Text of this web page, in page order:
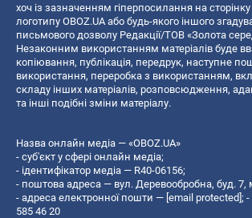
хоч із зазначенням гіперпосилання на сторінку
логотипу OBOZ.UA або будь-якого іншого
письмового дозволу Редакції/ТОВ «Золота
Незаконним використанням матеріалів буде
копiювання, публiкацiя, передрук, наступне
використання, переробка з використанням,
складу інших матеріалів, розповсюдження,
та інші подібні зміни матеріалу.
Назва онлайн медіа — «OBOZ.UA»
- суб'єкт у сфері онлайн медіа;
- ідентифікатор медіа — R40-06156;
- поштова адреса — вул. Деревообробна, буд. 7,
- адреса електронної пошти — [email protected] ;
585 46 20